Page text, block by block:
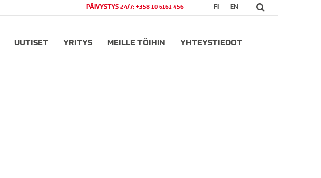
FI EN
PÄIVYSTYS 24/7: +358 10 6161 456
UUTISET YRITYS MEILLE TÖIHIN YHTEYSTIEDOT